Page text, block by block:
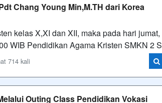
Chang Young Min,M.TH dari Korea
kelas X,XI dan XII, maka pada hari jumat,
WIB Pendidikan Agama Kristen SMKN 2 S
714 kali
Outing Class Pendidikan Vokasi